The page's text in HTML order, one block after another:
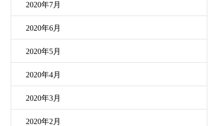
2020年7月
2020年6月
2020年5月
2020年4月
2020年3月
2020年2月